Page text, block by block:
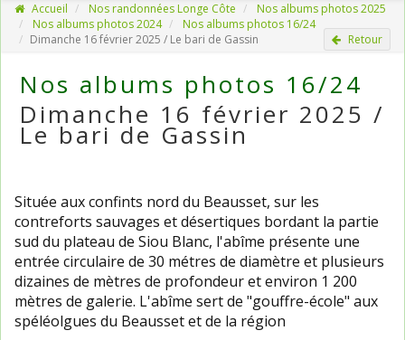
Accueil Nos randonnées Longe Côte
Nos albums photos 2025
Nos albums photos 2024
Nos albums photos 16/24
Dimanche 16 février 2025 / Le bari de Gassin
Retour
Nos albums photos 16/24
Dimanche 16 février 2025 /
Le bari de Gassin
Située aux confints nord du Beausset, sur les
contreforts sauvages et désertiques bordant la partie
sud du plateau de Siou Blanc, l'abîme présente une
entrée circulaire de 30 métres de diamètre et plusieurs
dizaines de mètres de profondeur et environ 1 200
mètres de galerie. L'abîme sert de "gouffre-école" aux
spéléolgues du Beausset et de la région